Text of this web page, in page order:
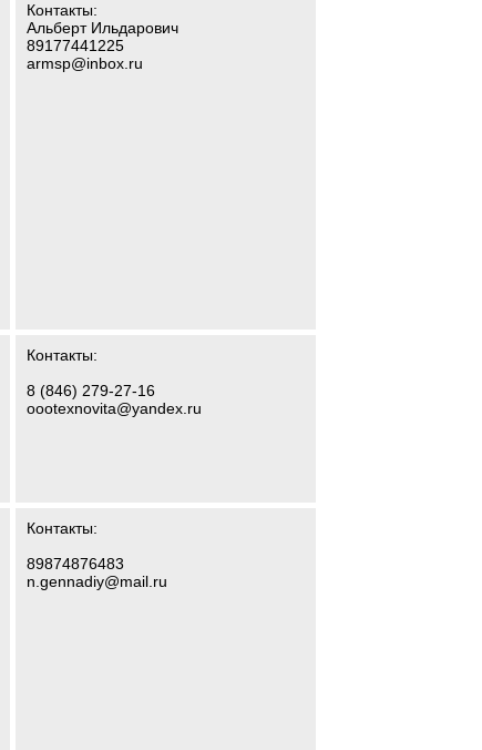
Контакты:
Альберт Ильдарович
89177441225
armsp@inbox.ru
Контакты:
8 (846) 279-27-16
oootexnovita@yandex.ru
Контакты:
89874876483
n.gennadiy@mail.ru